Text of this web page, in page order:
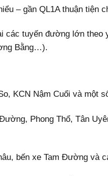
– gần QL1A thuận tiện
các tuyến đường lớn theo
Bằng…).
KCN Nậm Cuổi và một
Phong Thổ, Tân
bến xe Tam Đường và